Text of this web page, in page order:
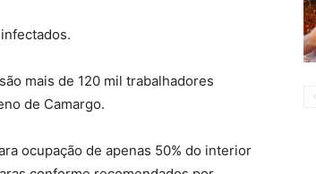
mais de 120 mil trabalhadores
de Camargo.
ocupação de apenas 50% do interior